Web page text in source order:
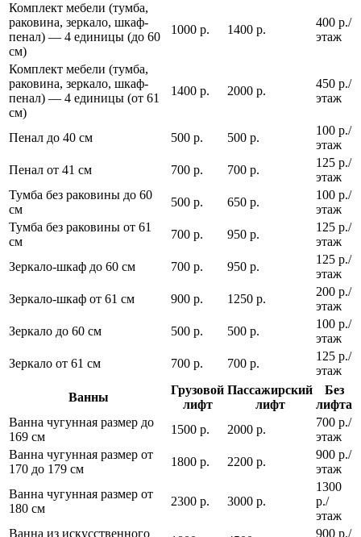
Комплект мебели (тумба,
раковина, зеркало, шкаф-
пенал) — 4 единицы (до 60
см)
1000 р. 1400 р.
400 р./
этаж
Комплект мебели (тумба,
раковина, зеркало, шкаф-
пенал) — 4 единицы (от 61
см)
1400 р. 2000 р.
450 р./
этаж
Пенал до 40 см 500 р. 500 р.
100 р./
этаж
Пенал от 41 см
700 р. 700 р.
125 р./
этаж
Тумба без раковины до 60
см
500 р. 650 р.
100 р./
этаж
Тумба без раковины от 61
см
700 р. 950 р.
125 р./
этаж
Зеркало-шкаф до 60 см
700 р. 950 р.
125 р./
этаж
Зеркало-шкаф от 61 см
900 р. 1250 р.
200 р./
этаж
Зеркало до 60 см
500 р. 500 р.
100 р./
этаж
Зеркало от 61 см
700 р. 700 р.
125 р./
этаж
Ванны
Грузовой
лифт
Пассажирский
лифт
Без
лифта
Ванна чугунная размер до
169 см
1500 р. 2000 р.
700 р./
этаж
Ванна чугунная размер от
170 до 179 см
1800 р. 2200 р.
900 р./
этаж
Ванна чугунная размер от
180 см
2300 р. 3000 р.
1300
р./
этаж
Ванна из искусственного
900 р./